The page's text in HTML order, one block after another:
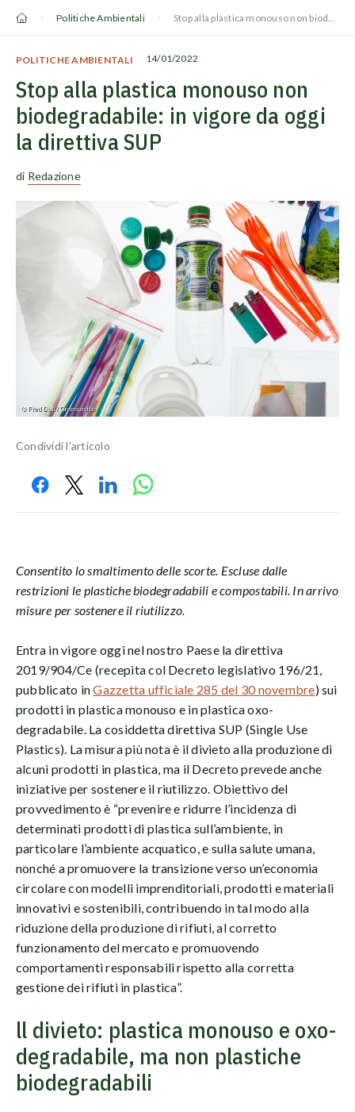
Politiche Ambientali Stop alla plastica monouso non biodegradabile: in vigore da oggi la direttiva SUP
POLITICHE AMBIENTALI 14/01/2022
Stop alla plastica monouso non
biodegradabile: in vigore da oggi
la direttiva SUP
di Redazione
Condividi l'articolo
Consentito lo smaltimento delle scorte. Escluse dalle
restrizioni le plastiche biodegradabili e compostabili. In arrivo
misure per sostenere il riutilizzo.
Entra in vigore oggi nel nostro Paese la direttiva
2019/904/Ce (recepita col Decreto legislativo 196/21,
pubblicato inGazzetta ufficiale 285 del 30 novembre) sui
prodotti in plastica monouso e in plastica oxo-
degradabile. La cosiddetta direttiva SUP (Single Use
Plastics). La misura più nota è il divieto alla produzione di
alcuni prodotti in plastica, ma il Decreto prevede anche
iniziative per sostenere il riutilizzo. Obiettivo del
provvedimento è “prevenire e ridurre l’incidenza di
determinati prodotti di plastica sull’ambiente, in
particolare l’ambiente acquatico, e sulla salute umana,
nonché a promuovere la transizione verso un’economia
circolare con modelli imprenditoriali, prodotti e materiali
innovativi e sostenibili, contribuendo in tal modo alla
riduzione della produzione di rifiuti, al corretto
funzionamento del mercato e promuovendo
comportamenti responsabili rispetto alla corretta
gestione dei rifiuti in plastica”.
ll divieto: plastica monouso e oxo-
degradabile, ma non plastiche
biodegradabili